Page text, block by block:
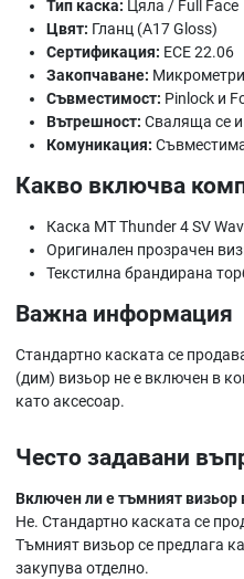
Тип каска: Цяла / Full Face
Цвят: Гланц (A17 Gloss)
Сертификация: ECE 22.06
Закопчаване:
Съвместимост: Pinlock и
Вътрешност: Сваляща се
Комуникация:
Какво включва
Каска MT Thunder 4 SV
Оригинален прозрачен
Текстилна брандирана
Важна информация
Стандартно каската се
(дим) визьор не е включен в
като аксесоар.
Често задавани
Включен ли е тъмният визьор
Не. Стандартно каската се
Тъмният визьор се предлага
закупува отделно.